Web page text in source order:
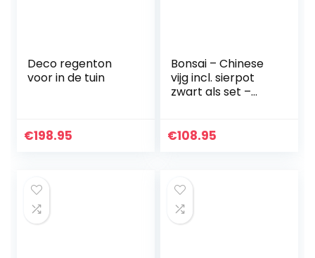
Deco regenton
voor in de tuin
€198.95
Bonsai – Chinese
vijg incl. sierpot
zwart als set –
€108.95